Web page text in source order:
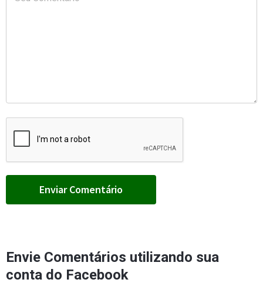
Envie Comentários utilizando sua
conta do Facebook